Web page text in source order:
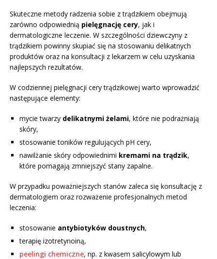
Skuteczne metody radzenia sobie z trądzikiem obejmują
zarówno odpowiednią pielęgnację cery, jak i
dermatologiczne leczenie. W szczególności dziewczyny z
trądzikiem powinny skupiać się na stosowaniu delikatnych
produktów oraz na konsultacji z lekarzem w celu uzyskania
najlepszych rezultatów.
W codziennej pielęgnacji cery trądzikowej warto wprowadzić
następujące elementy:
mycie twarzy delikatnymi żelami, które nie podrażniają
skóry,
stosowanie toników regulujących pH cery,
nawilżanie skóry odpowiednimi kremami na trądzik,
które pomagają zmniejszyć stany zapalne.
W przypadku poważniejszych stanów zaleca się konsultację z
dermatologiem oraz rozważenie profesjonalnych metod
leczenia:
stosowanie antybiotyków doustnych,
terapię izotretynoiną,
peelingi chemiczne, np. z kwasem salicylowym lub